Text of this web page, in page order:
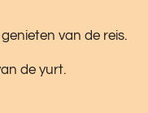
van de reis.
de yurt.